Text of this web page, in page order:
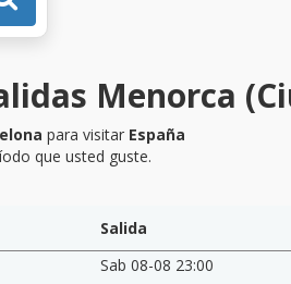
Menorca
para visitar España
que usted guste.
Salida
Sab 08-08 23:00